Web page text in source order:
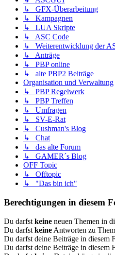
↳ GFX-Überarbeitung
↳ Kampagnen
↳ LUA Skripte
↳ ASC Code
↳ Weiterentwicklung der
↳ Anträge
↳ PBP online
↳ alte PBP2 Beiträge
Organisation und Verwaltung
↳ PBP Regelwerk
↳ PBP Treffen
↳ Umfragen
↳ SV-E-Rat
↳ Cushman's Blog
↳ Chat
↳ das alte Forum
↳ GAMER´s Blog
OFF Topic
↳ Offtopic
↳ "Das bin ich"
Berechtigungen in diesem
Du darfst keine neuen Themen in
Du darfst keine Antworten zu
Du darfst deine Beiträge in diesem
Du darfst deine Beiträge in diesem